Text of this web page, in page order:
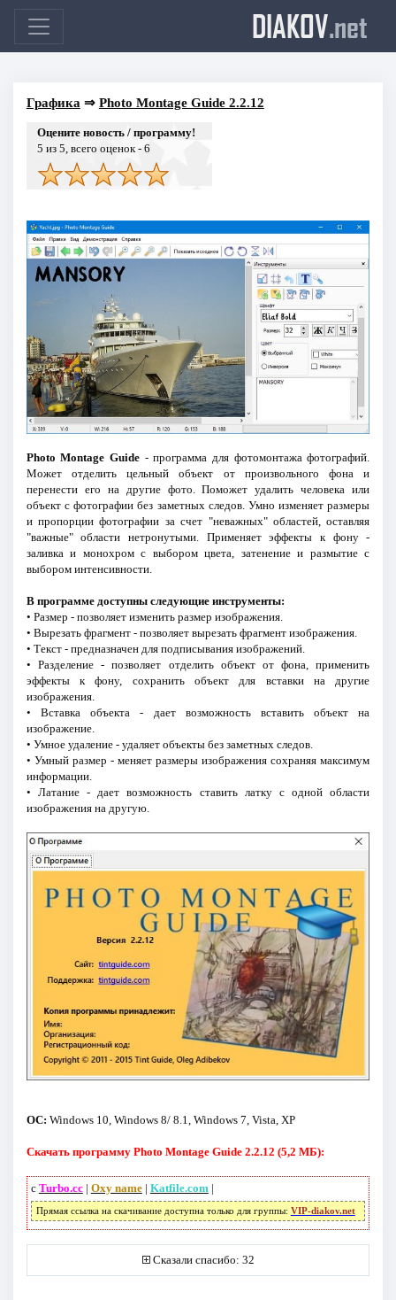
DIAKOV.net
Графика ⇒ Photo Montage Guide 2.2.12
Оцените новость / программу!
5 из 5, всего оценок - 6
Photo Montage Guide - программа для фотомонтажа фотографий.
Может отделить цельный объект от произвольного фона и
перенести его на другие фото. Поможет удалить человека или
объект с фотографии без заметных следов. Умно изменяет размеры
и пропорции фотографии за счет "неважных" областей, оставляя
"важные" области нетронутыми. Применяет эффекты к фону -
заливка и монохром с выбором цвета, затенение и размытие с
выбором интенсивности.
В программе доступны следующие инструменты:
• Размер - позволяет изменить размер изображения.
• Вырезать фрагмент - позволяет вырезать фрагмент изображения.
• Текст - предназначен для подписывания изображений.
• Разделение - позволяет отделить объект от фона, применить
эффекты к фону, сохранить объект для вставки на другие
изображения.
• Вставка объекта - дает возможность вставить объект на
изображение.
• Умное удаление - удаляет объекты без заметных следов.
• Умный размер - меняет размеры изображения сохраняя максимум
информации.
• Латание - дает возможность ставить латку с одной области
изображения на другую.
ОС: Windows 10, Windows 8/ 8.1, Windows 7, Vista, XP
Скачать программу Photo Montage Guide 2.2.12 (5,2 МБ):
с Turbo.cc| Oxy name| Katfile.com|
Прямая ссылка на скачивание доступна только для группы: VIP-diakov.net
Сказали спасибо: 32